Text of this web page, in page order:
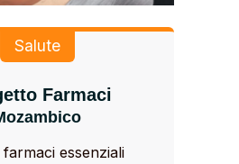
Salute
Farmaci
essenziali